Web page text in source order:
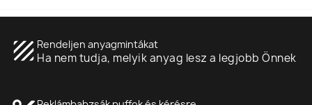
texture Rendeljen anyagmintákat
Ha nem tudja, melyik anyag lesz a legjobb Önnek